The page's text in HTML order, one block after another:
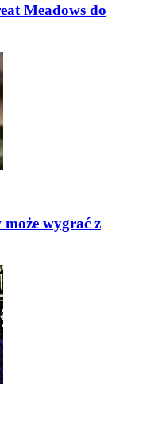
Meadows do
wygrać z